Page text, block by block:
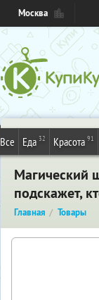
Москва
Все Еда 32 Красота 91
Магический
подскажет,
Главная Товары